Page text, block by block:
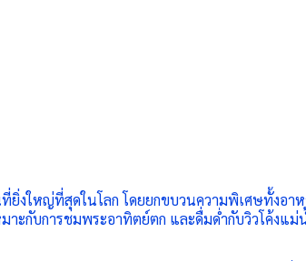
ยิ่งใหญ่ที่สุดในโลก โดยยกขบวนความพิเศษทั้งอา
าะกับการชมพระอาทิตย์ตก และดื่มด่ำกับวิวโค้งแ